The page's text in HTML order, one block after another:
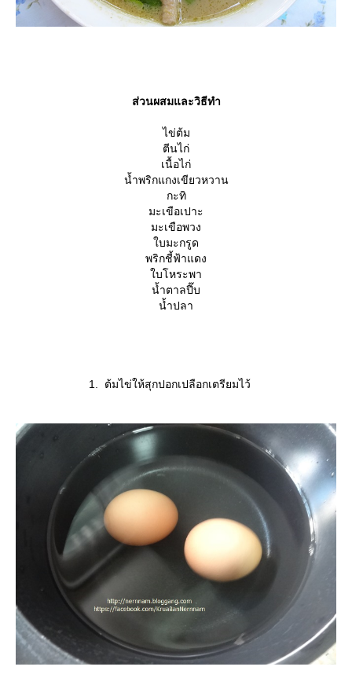
ส่วนผสมและวิธีทำ
ไข่ต้ม
ตีนไก่
เนื้อไก่
น้ำพริกแกงเขียวหวาน
กะทิ
มะเขือเปาะ
มะเขือพวง
บมะกรูด
พริกชี้ฟ้าแดง
บโหระพา
น้ำตาลปี๊บ
น้ำปลา
1. ต้มไข่ให้สุกปอกเปลือกเตรียมไว้